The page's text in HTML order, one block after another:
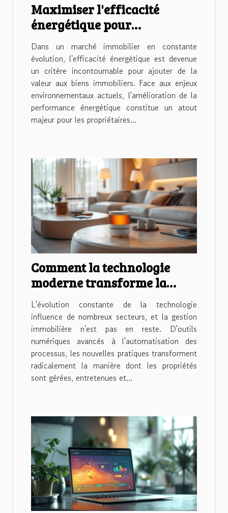
Maximiser l'efficacité
énergétique pour
augmenter la valeur
immobilière
Dans un marché immobilier en constante
évolution, l'efficacité énergétique est devenue
un critère incontournable pour ajouter de la
valeur aux biens immobiliers. Face aux enjeux
environnementaux actuels, l'amélioration de la
performance énergétique constitue un atout
majeur pour les propriétaires...
Comment la technologie
moderne transforme la
gestion immobilière
L'évolution constante de la technologie
influence de nombreux secteurs, et la gestion
immobilière n'est pas en reste. D'outils
numériques avancés à l'automatisation des
processus, les nouvelles pratiques transforment
radicalement la manière dont les propriétés
sont gérées, entretenues et...